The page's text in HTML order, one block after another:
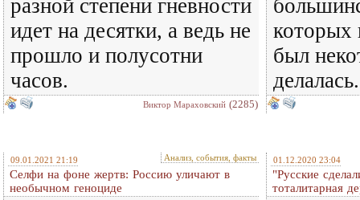
разной степени гневности
идет на десятки, а ведь не
прошло и полусотни
часов.
Виктор Мараховский (2285)
которых
был
09.01.2021 21:19 Анализ, события, факты
Селфи на фоне жертв: Россию уличают в
необычном геноциде
01.12.2020 23:04
"Русские
тоталитарная